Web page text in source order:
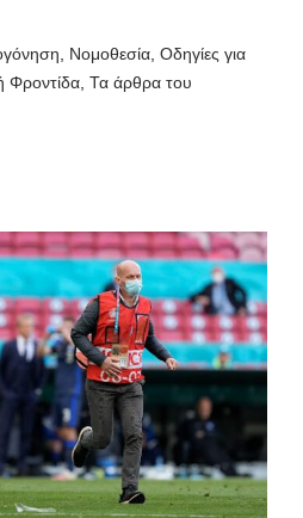
, Νομοθεσία, Οδηγίες για
Φροντίδα, Τα άρθρα του